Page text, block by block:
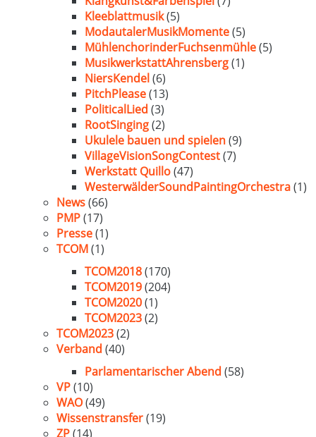
Kleeblattmusik(5)
ModautalerMusikMomente(5)
MühlenchorinderFuchsenmühle(5)
MusikwerkstattAhrensberg(1)
NiersKendel(6)
PitchPlease(13)
PoliticalLied (3)
RootSinging(2)
Ukulele bauen und spielen(9)
VillageVisionSongContest(7)
Werkstatt Quillo(47)
WesterwälderSoundPaintingOrchestra(1)
News(66)
PMP(17)
Presse(1)
TCOM(1)
TCOM2018(170)
TCOM2019(204)
TCOM2020(1)
TCOM2023(2)
TCOM2023(2)
Verband (40)
Parlamentarischer Abend (58)
VP(10)
WAO(49)
Wissenstransfer(19)
ZP(14)